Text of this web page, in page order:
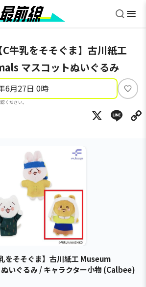
C牛乳をそそぐま】古川紙工
マスコットぬいぐるみ
6月27日 0時
ください。
い
ね
X
をそそぐま】古川紙工 Museum
いぐるみ / キャラクター小物 (Calbee)